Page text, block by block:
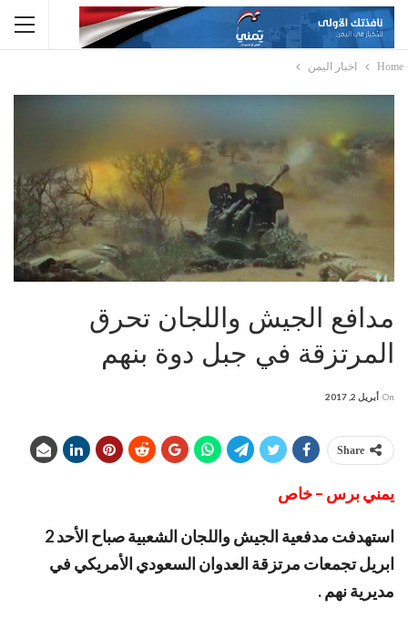
Home اخبار اليمن
مدافع الجيش واللجان تحرق
المرتزقة في جبل دوة بنهم
On أبريل 2, 2017
Share
يمني برس – خاص
استهدفت مدفعية الجيش واللجان الشعبية صباح الأحد 2
ابريل تجمعات مرتزقة العدوان السعودي الأمريكي في
مديرية نهم .